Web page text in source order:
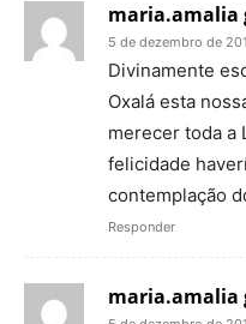
maria.amalia
5 de dezembro de
Divinamente
Oxalá esta
merecer toda a
felicidade
contemplação
Responder
maria.amalia